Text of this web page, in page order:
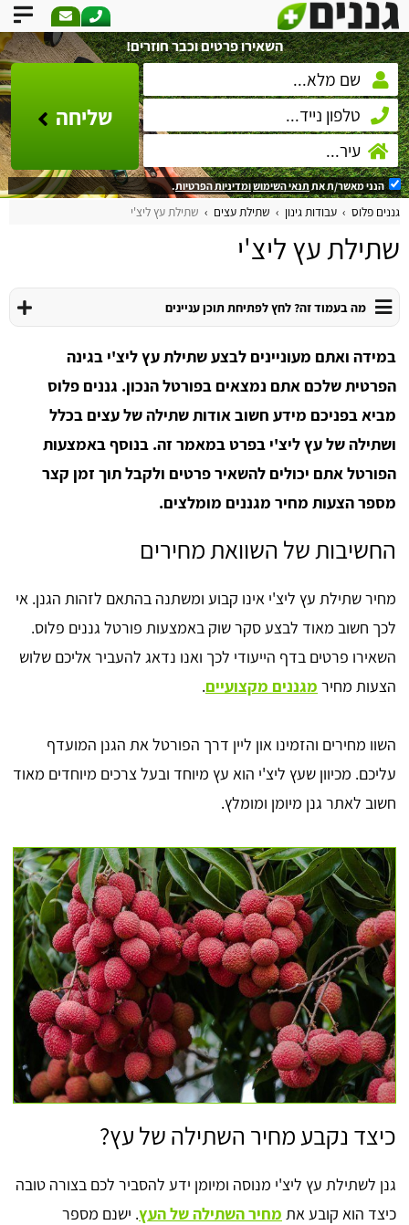
השאירו פרטים וכבר חוזרים!
שליחה
הנני מאשר/ת אתתנאי השימושומדיניות הפרטיות.
גננים פלוס עבודות גינון שתילת עצים שתילת עץ ליצ'י
שתילת עץ ליצ'י
מה בעמוד זה? לחץ לפתיחת תוכן עניינים
במידה ואתם מעוניינים לבצע שתילת עץ ליצ'י בגינה
הפרטית שלכם אתם נמצאים בפורטל הנכון. גננים פלוס
מביא בפניכם מידע חשוב אודות שתילה של עצים בכלל
ושתילה של עץ ליצ'י בפרט במאמר זה. בנוסף באמצעות
הפורטל אתם יכולים להשאיר פרטים ולקבל תוך זמן קצר
מספר הצעות מחיר מגננים מומלצים.
החשיבות של השוואת מחירים
מחיר שתילת עץ ליצ'י אינו קבוע ומשתנה בהתאם לזהות הגנן. אי
לכך חשוב מאוד לבצע סקר שוק באמצעות פורטל גננים פלוס.
השאירו פרטים בדף הייעודי לכך ואנו נדאג להעביר אליכם שלוש
הצעות מחיר מגננים מקצועיים.
השוו מחירים והזמינו און ליין דרך הפורטל את הגנן המועדף
עליכם. מכיוון שעץ ליצ'י הוא עץ מיוחד ובעל צרכים מיוחדים מאוד
חשוב לאתר גנן מיומן ומומלץ.
כיצד נקבע מחיר השתילה של עץ?
גנן לשתילת עץ ליצ'י מנוסה ומיומן ידע להסביר לכם בצורה טובה
כיצד הוא קובע את מחיר השתילה של העץ. ישנם מספר